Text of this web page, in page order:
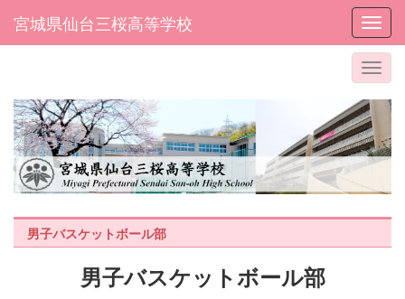
宮城県仙台三桜高等学校
男子バスケットボール部
男子バスケットボール部